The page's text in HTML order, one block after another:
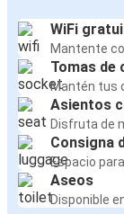
WiFi
Mantente
Tomas de
Mantén tus
Asientos
Disfruta de
Consigna
Espacio
Aseos
Disponible